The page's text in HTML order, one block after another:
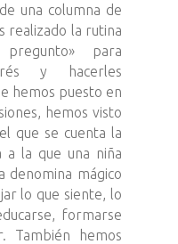
una columna de
realizado la rutina
para
y hacerles
hemos puesto en
hemos visto
que se cuenta la
a la que una niña
denomina mágico
lo que siente, lo
formarse
También hemos